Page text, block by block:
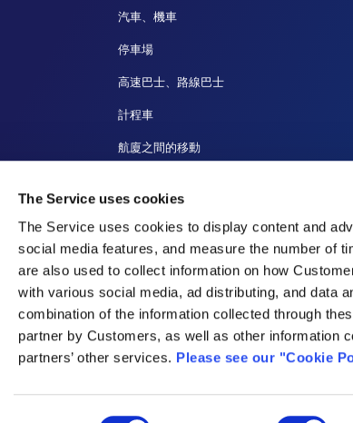
The Service uses cookies
The Service uses cookies to display content and
social media features, and measure the number of
are also used to collect information on how
with various social media, ad distributing, and data
combination of the information collected through
partner by Customers, as well as other information
partners’ other services. Please see our "Cookie
汽車、機車
停車場
高速巴士、路線巴士
計程車
航廈之間的移動
日本機場大廈株式會社 東京國際機場航廈